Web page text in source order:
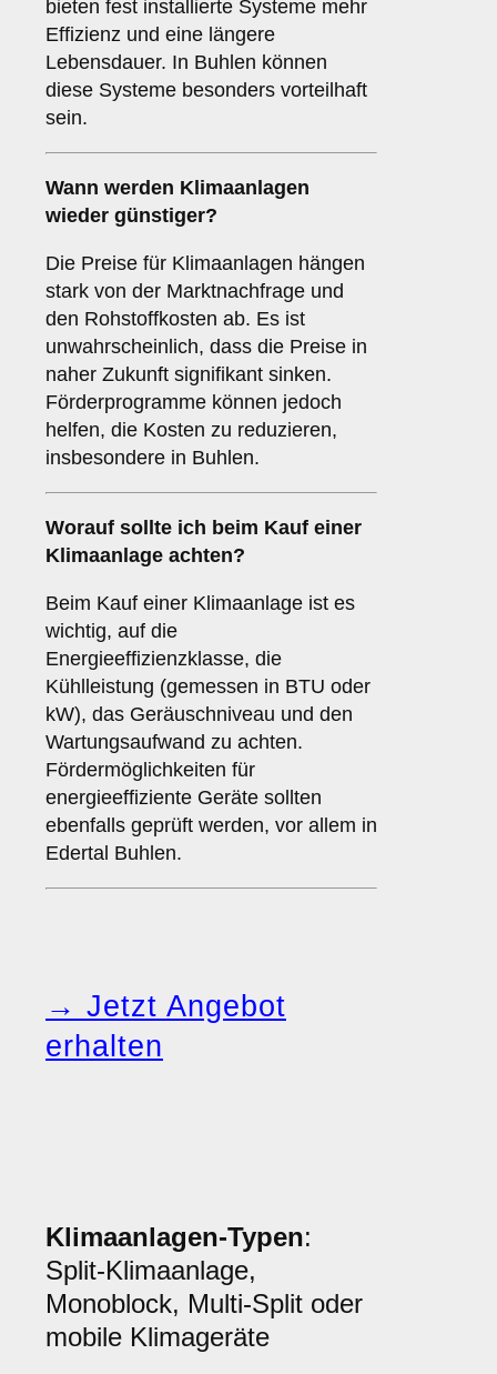
bieten fest installierte Systeme mehr
Effizienz und eine längere
Lebensdauer. In Buhlen können
diese Systeme besonders vorteilhaft
sein.
Wann werden Klimaanlagen
wieder günstiger?
Die Preise für Klimaanlagen hängen
stark von der Marktnachfrage und
den Rohstoffkosten ab. Es ist
unwahrscheinlich, dass die Preise in
naher Zukunft signifikant sinken.
Förderprogramme können jedoch
helfen, die Kosten zu reduzieren,
insbesondere in Buhlen.
Worauf sollte ich beim Kauf einer
Klimaanlage achten?
Beim Kauf einer Klimaanlage ist es
wichtig, auf die
Energieeffizienzklasse, die
Kühlleistung (gemessen in BTU oder
kW), das Geräuschniveau und den
Wartungsaufwand zu achten.
Fördermöglichkeiten für
energieeffiziente Geräte sollten
ebenfalls geprüft werden, vor allem in
Edertal Buhlen.
→ Jetzt Angebot
erhalten
Klimaanlagen-Typen:
Split-Klimaanlage,
Monoblock, Multi-Split oder
mobile Klimageräte